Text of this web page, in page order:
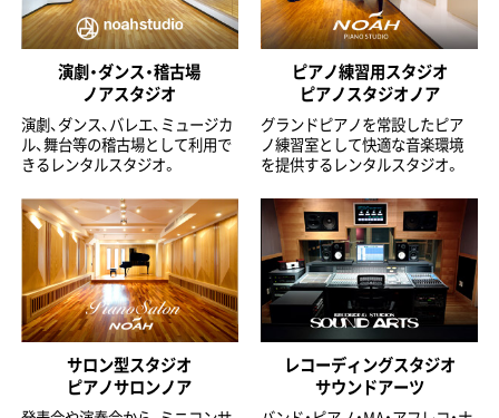
演劇・ダンス・稽古場
ノアスタジオ
演劇、ダンス、バレエ、ミュージカ
ル、舞台等の稽古場として利用で
きるレンタルスタジオ。
ピアノ練習用スタジオ
ピアノスタジオノア
グランドピアノを常設したピア
ノ練習室として快適な音楽環境
を提供するレンタルスタジオ。
サロン型スタジオ
ピアノサロンノア
レコーディングスタジオ
サウンドアーツ